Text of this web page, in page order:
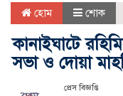
হোম শোক
কানাইঘাটে
সভা ও দোয়া
প্রেস বিজ্ঞপ্তি